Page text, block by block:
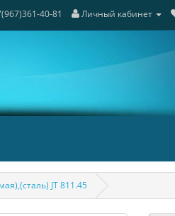
40-81 Личный кабинет
JT 811.45